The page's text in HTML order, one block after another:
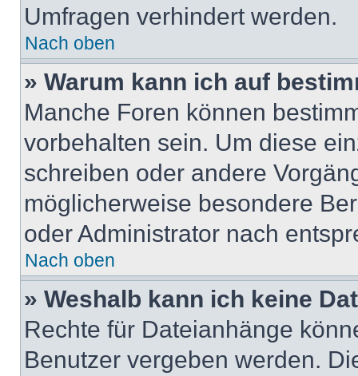
Umfragen verhindert werden.
Nach oben
» Warum kann ich auf
Manche Foren können
vorbehalten sein. Um diese
schreiben oder andere
möglicherweise besondere
oder Administrator nach
Nach oben
» Weshalb kann ich keine
Rechte für Dateianhänge
Benutzer vergeben werden.